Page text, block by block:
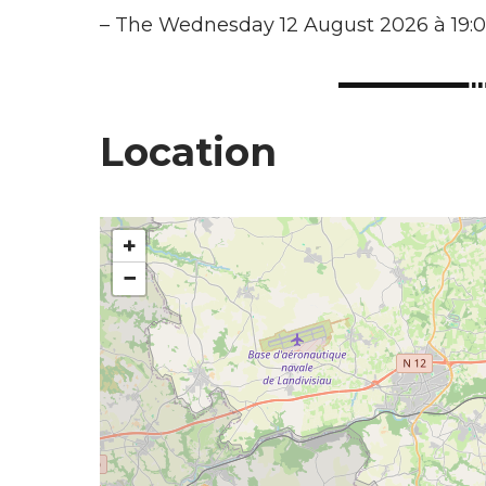
– The Wednesday 12 August 2026 à
Location
+
−